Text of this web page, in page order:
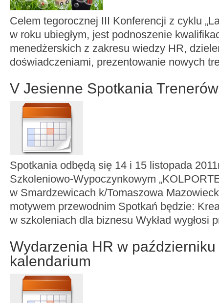
Celem tegorocznej III Konferencji z cyklu
w roku ubiegłym, jest podnoszenie
menedżerskich z zakresu wiedzy HR,
doświadczeniami, prezentowanie nowych
V Jesienne Spotkania
Spotkania odbędą się 14 i 15 listopada
Szkoleniowo-Wypoczynkowym
w Smardzewicach k/Tomaszowa
motywem przewodnim Spotkań będzie:
w szkoleniach dla biznesu Wykład wygłosi
Wydarzenia HR w
kalendarium